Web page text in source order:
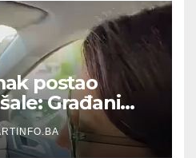
postao
Građani
poruku